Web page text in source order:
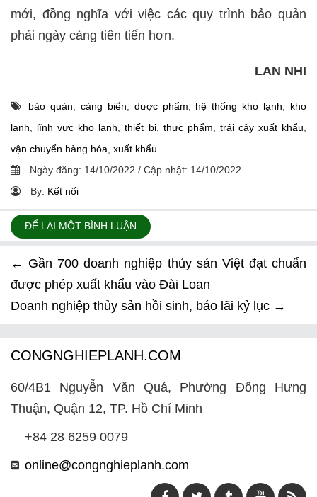
mới, đồng nghĩa với việc các quy trình bảo quản
phải ngày càng tiên tiến hơn.
LAN NHI
bảo quản cảng biển dược phẩm hệ thống kho lạnh
kho
lạnh
lĩnh vực kho lạnh ,thiết bị, thực phẩm trái cây xuất khẩu
vận chuyển hàng hóa xuất khẩu
Ngày đăng: 14/10/2022 / Cập nhật: 14/10/2022
By: Kết nối
ĐỂ LẠI MỘT BÌNH LUẬN
← Gần 700 doanh nghiệp thủy sản Việt đạt chuẩn
được phép xuất khẩu vào Đài Loan
Doanh nghiệp thủy sản hồi sinh, báo lãi kỷ lục →
CONGNGHIEPLANH.COM
60/4B1 Nguyễn Văn Quá, Phường Đông Hưng
Thuận, Quận 12, TP. Hồ Chí Minh
+84 28 6259 0079
online@congnghieplanh.com